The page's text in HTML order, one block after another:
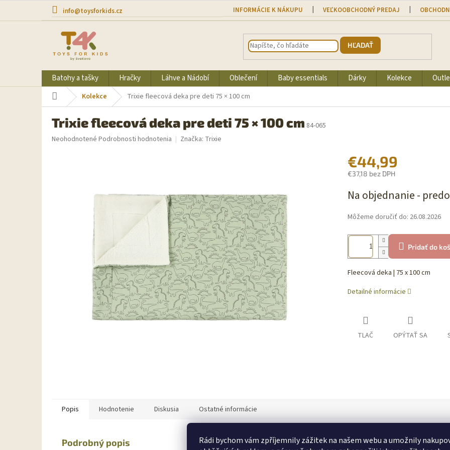
Rádi bychom vám zpříjemnily zážitek na našem webu a umožnily
obsah
info@toysforkids.cz INFORMÁCIE K NÁKUPU VEĽKOOBCHODNÝ PREDAJ
HĽADAŤ
Batohy a tašky Hračky Láhve a Nádobí Oblečení Baby essentials Dárky Kolekce
DomovKolekce Trixie fleecová deka pre deti 75 × 100 cm
Trixie fleecová deka pre deti 75 × 100 cm 84-065
Priemerné
Neohodnotené Podrobnosti hodnotenia Značka: Trixie
€44,99
€37,18 bez DPH
cena:
Na objednanie -
Môžeme doručiť do: 26.08.2026
Pridať do
Fleecová deka | 75 x 100 cm
Detailné informácie
TLAČ OPÝTAŤ SA
Popis Hodnotenie Diskusia Ostatné informácie
Podrobný popis